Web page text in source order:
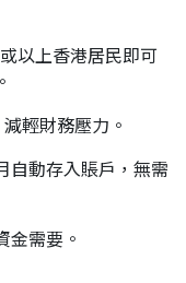
以上香港居民即可
輕財務壓力。
自動存入賬戶，無需
金需要。